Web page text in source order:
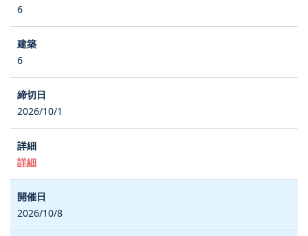
6
6
2026/10/1
詳細
2026/10/8